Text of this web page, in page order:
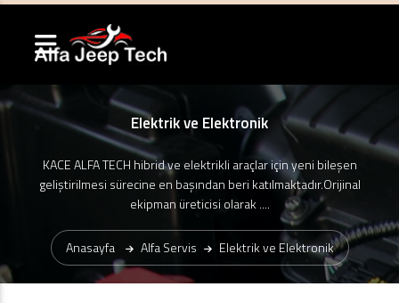
Elektrik ve Elektronik
KACE ALFA TECH hibrid ve elektrikli araçlar için yeni bileşen
geliştirilmesi sürecine en başından beri katılmaktadır.Orijinal
ekipman üreticisi olarak ....
Anasayfa Alfa Servis Elektrik ve Elektronik